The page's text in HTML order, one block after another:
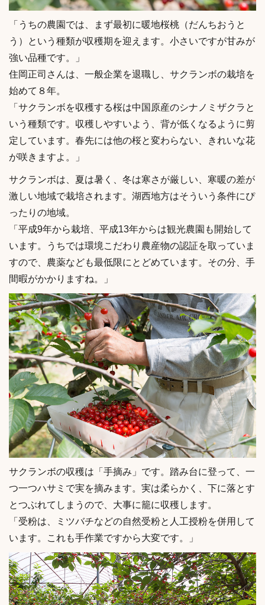
「うちの農園では、まず最初に暖地桜桃（だんちおうと
う）という種類が収穫期を迎えます。小さいですが甘みが
強い品種です。」
住岡正司さんは、一般企業を退職し、サクランボの栽培を
始めて８年。
「サクランボを収穫する桜は中国原産のシナノミザクラと
いう種類です。収穫しやすいよう、背が低くなるように剪
定しています。春先には他の桜と変わらない、きれいな花
が咲きますよ。」
サクランボは、夏は暑く、冬は寒さが厳しい、寒暖の差が
激しい地域で栽培されます。湖西地方はそういう条件にぴ
ったりの地域。
「平成9年から栽培、平成13年からは観光農園も開始して
います。うちでは環境こだわり農産物の認証を取っていま
すので、農薬なども最低限にとどめています。その分、手
間暇がかかりますね。」
サクランボの収穫は「手摘み」です。踏み台に登って、一
つ一つハサミで実を摘みます。実は柔らかく、下に落とす
とつぶれてしまうので、大事に籠に収穫します。
「受粉は、ミツバチなどの自然受粉と人工授粉を併用して
います。これも手作業ですから大変です。」